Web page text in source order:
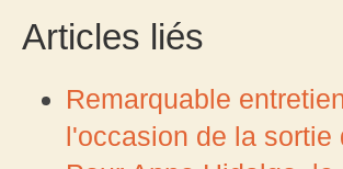
Articles liés
Remarquable
l'occasion de la sortie